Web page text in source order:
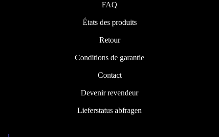
FAQ
États des produits
Retour
Conditions de garantie
Contact
Devenir revendeur
Lieferstatus abfragen